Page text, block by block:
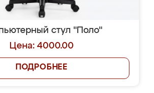
стул "Поло"
Цена: 4000.00
ПОДРОБНЕЕ